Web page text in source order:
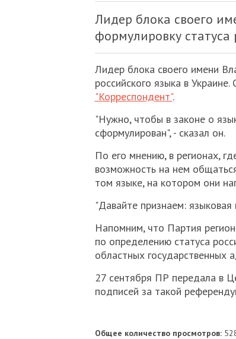
Лидер блока своего
формулировку статуса
Лидер блока своего имени
российского языка в
"Корреспондент".
"Нужно, чтобы в законе о
сформулирован", - сказал он.
По его мнению, в регионах,
возможность на нем
том языке, на котором они
"Давайте признаем: языковая
Напомним, что Партия
по определению статуса
областных государственных
27 сентября ПР передала в
подписей за такой
Общее количество просмотров: